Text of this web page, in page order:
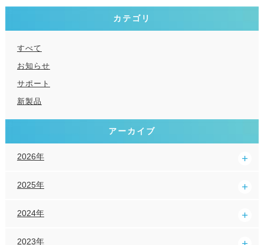
カテゴリ
すべて
お知らせ
サポート
新製品
アーカイブ
2026年
2025年
2024年
2023年